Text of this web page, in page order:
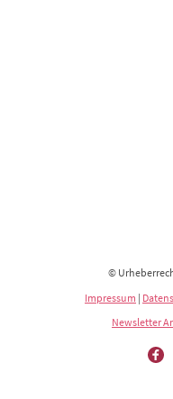
©
Impressum |
Newsletter